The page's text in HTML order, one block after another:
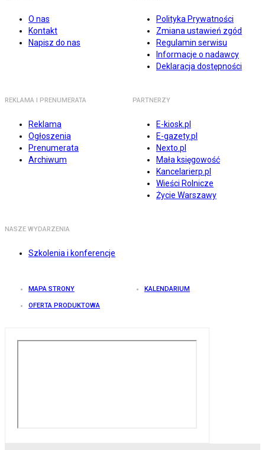
O nas
Kontakt
Napisz do nas
Polityka Prywatności
Zmiana ustawień zgód
Regulamin serwisu
Informacje o nadawcy
Deklaracja dostępności
REKLAMA I PRENUMERATA
Reklama
Ogłoszenia
Prenumerata
Archiwum
PARTNERZY
E-kiosk.pl
E-gazety.pl
Nexto.pl
Mała księgowość
Kancelarierp.pl
Wieści Rolnicze
Życie Warszawy
NASZE WYDARZENIA
Szkolenia i konferencje
MAPA STRONY KALENDARIUM
OFERTA PRODUKTOWA